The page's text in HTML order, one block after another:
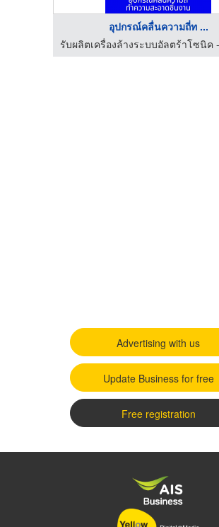
อุปกรณ์คลื่นความถี่ท ...
Advertising with us
Update Business for free
Free registration